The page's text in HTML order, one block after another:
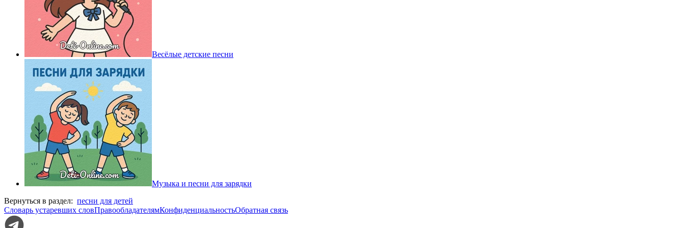
Весёлые детские песни
Музыка и песни для зарядки
Вернуться в раздел: песни для детей
Словарь устаревших словПравообладателямКонфиденциальностьОбратная связь